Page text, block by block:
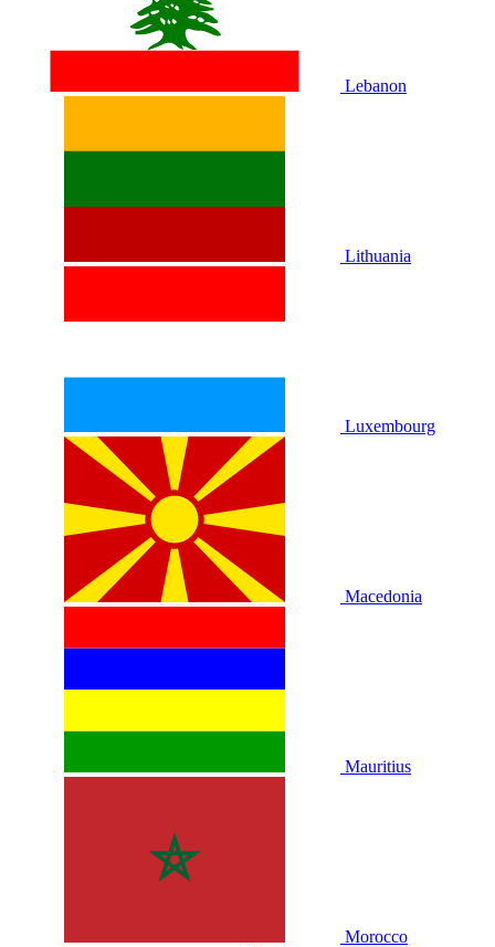
Lebanon
Lithuania
Luxembourg
Macedonia
Mauritius
Morocco